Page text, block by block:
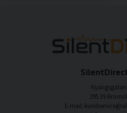
295 39
E-mail: